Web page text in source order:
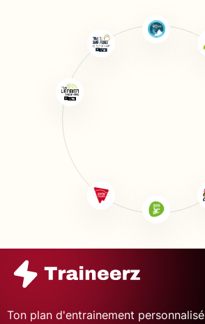
Ton plan d'entrainement personnalisé